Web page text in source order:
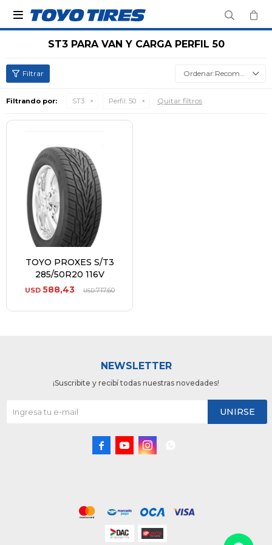

ST3 PARA VAN Y CARGA PERFIL 50
Recomendados
Filtrando por: ST3 Perfil: 50 Quitar filtros
TOYO PROXES S/T3
285/50R20 116V
USD 588,43 USD717,60
NEWSLETTER
¡Suscribite y recibí todas nuestras novedades!
UNIRSE
  